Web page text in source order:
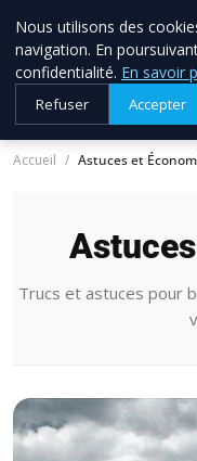
allo brico33
Votre expert bricolage en Gironde
Accueil Astuces et
Trucs et astuces pour
Nous utilisons des
navigation. En
confidentialité. En savoir
Refuser Accepter